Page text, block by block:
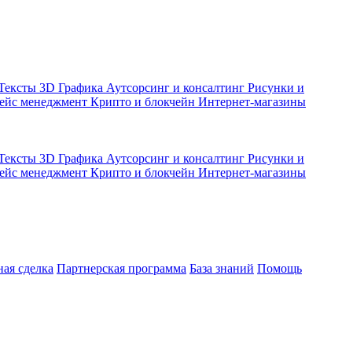
3D Графика Аутсорсинг и консалтинг Рисунки и
менеджмент Крипто и блокчейн Интернет-магазины
3D Графика Аутсорсинг и консалтинг Рисунки и
менеджмент Крипто и блокчейн Интернет-магазины
сделка Партнерская программа База знаний Помощь